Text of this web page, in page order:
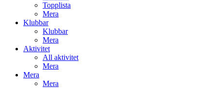
Topplista
Mera
Klubbar
Klubbar
Mera
Aktivitet
All aktivitet
Mera
Mera
Mera